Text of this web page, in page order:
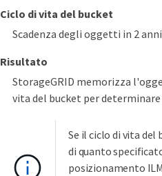
Ciclo di vita del bucket
Scadenza degli oggetti in 2
Risultato
StorageGRID memorizza
vita del bucket per
Se il ciclo di vita
di quanto
posizionamento